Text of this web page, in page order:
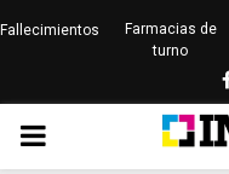
Fallecimientos
Farmacias de
turno
PRIMARY